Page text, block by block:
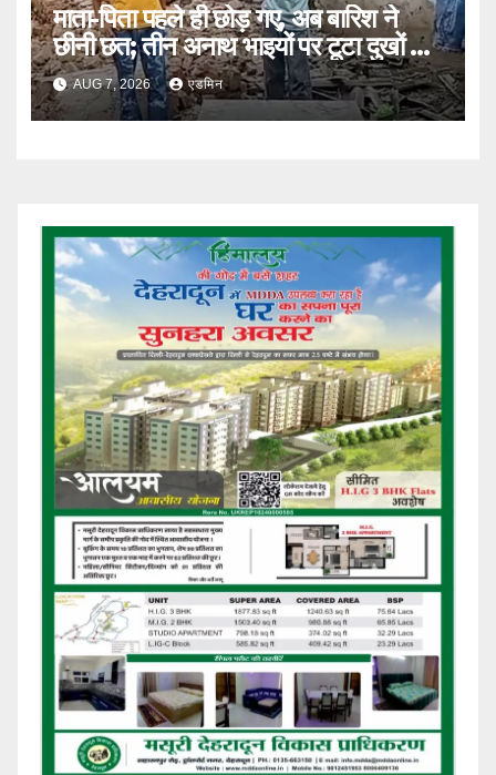
माता-पिता पहले ही छोड़ गए, अब बारिश ने
छीनी छत; तीन अनाथ भाइयों पर टूटा दुखों का
पहाड़
AUG 7, 2026 एडमिन